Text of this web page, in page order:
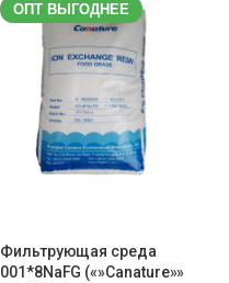
ОПТ ВЫГОДНЕЕ
Фильтрующая среда
001*8NaFG («»Canature»»